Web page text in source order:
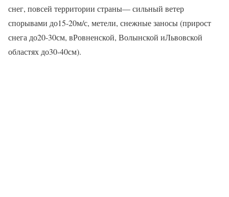
снег, повсей территории страны— сильный ветер
спорывами до15-20м/с, метели, снежные заносы (прирост
снега до20-30см, вРовненской, Волынской иЛьвовской
областях до30-40см).